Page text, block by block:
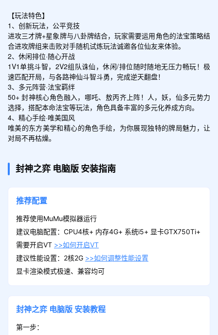
【玩法特色】
1、创新玩法，公平竞技
进攻三才牌+星象牌与八卦牌结合，玩家需要运用角色的法宝策略结
合进攻牌组来击败对手随机试炼玩法诚邀各位仙友来体验。
2、休闲排位·随心开战
1V1单挑斗智，2V2组队诛仙，休闲/排位随时随地无压力畅玩！极
速匹配开局，与各路神仙斗智斗勇，完成逆天翻盘！
3、多元阵营·法宝羁绊
50+ 封神核心角色融入，哪吒、敖丙齐上阵！人，妖，仙多元势力
选择，搭配本命法宝等玩法，角色具备丰富的多元化养成方向。
4、精心手绘·唯美国风
唯美的东方美学和精心的角色手绘，为你展现独特的牌局魅力，让
对局不再枯燥。
封神之弈 电脑版 安装指南
推荐配置
推荐使用MuMu模拟器运行
建议电脑配置：CPU4核+ 内存4G+ 系统i5+ 显卡GTX750Ti+
需要开启VT >>如何开启VT
建议性能设置：2核2G >>如何调整性能设置
显卡渲染模式极速、兼容均可
封神之弈 电脑版 安装教程
第一步：